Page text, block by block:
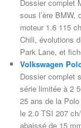
Dossier complet
sous l’ère BMW,
moteur 1.6 115
Chili, évolutions
Park Lane, et
Volkswagen
Dossier complet
série limitée à 2
25 ans de la
le 2.0 TSI 207
abaissé de 15